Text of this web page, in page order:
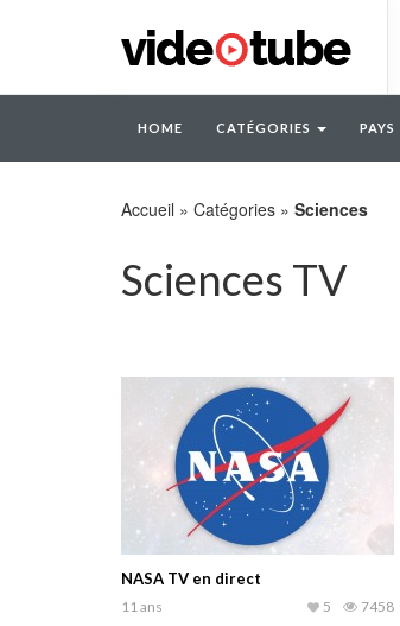
HOME CATÉGORIES PAYS
Accueil » Catégories » Sciences
Sciences TV
NASA TV en direct
11 ans 7458
5